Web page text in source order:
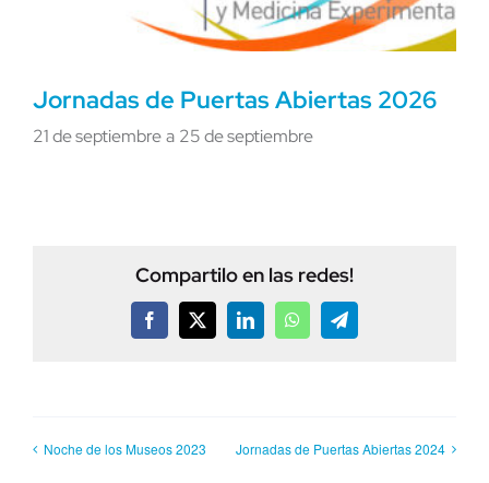
Jornadas de Puertas Abiertas 2026
21 de septiembrea 25 de septiembre
Compartilo en las redes!
Facebook
X LinkedInWhatsAppTelegram
Noche de los Museos 2023 Jornadas de Puertas Abiertas 2024